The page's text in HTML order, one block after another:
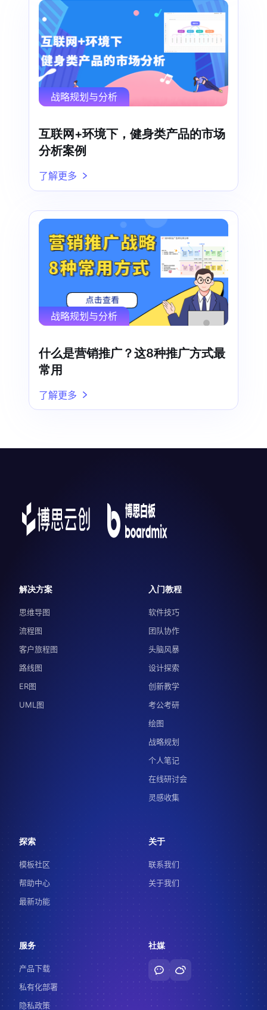
战略规划与分析
互联网+环境下，健身类产品的市场
分析案例
了解更多
战略规划与分析
什么是营销推广？这8种推广方式最
常用
了解更多
解决方案
思维导图
流程图
客户旅程图
路线图
ER图
UML图
入门教程
软件技巧
团队协作
头脑风暴
设计探索
创新教学
考公考研
绘图
战略规划
个人笔记
在线研讨会
灵感收集
探索
模板社区
帮助中心
最新功能
关于
联系我们
关于我们
服务
产品下载
私有化部署
隐私政策
社媒